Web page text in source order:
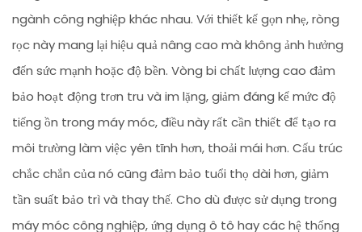
ngành công nghiệp khác nhau. Với thiết kế gọn nhẹ, ròng
rọc này mang lại hiệu quả nâng cao mà không ảnh hưởng
đến sức mạnh hoặc độ bền. Vòng bi chất lượng cao đảm
bảo hoạt động trơn tru và im lặng, giảm đáng kể mức độ
tiếng ồn trong máy móc, điều này rất cần thiết để tạo ra
môi trường làm việc yên tĩnh hơn, thoải mái hơn. Cấu trúc
chắc chắn của nó cũng đảm bảo tuổi thọ dài hơn, giảm
tần suất bảo trì và thay thế. Cho dù được sử dụng trong
máy móc công nghiệp, ứng dụng ô tô hay các hệ thống